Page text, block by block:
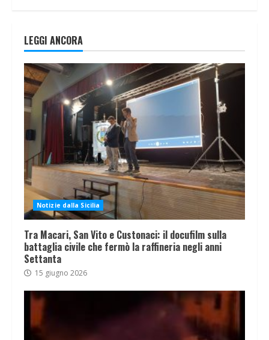
LEGGI ANCORA
Notizie dalla Sicilia
Tra Macari, San Vito e Custonaci: il docufilm sulla
battaglia civile che fermò la raffineria negli anni
Settanta
15 giugno 2026